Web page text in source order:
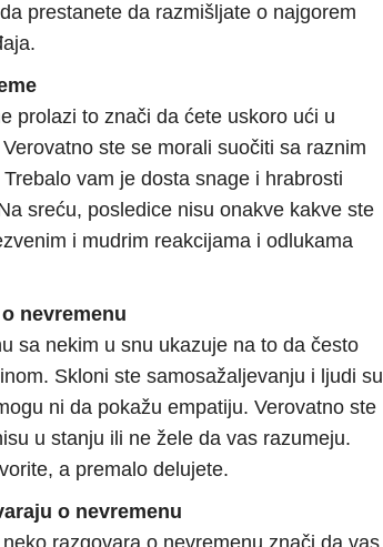
prestanete da razmišljate o najgorem
prolazi to znači da ćete uskoro ući u
ste se morali suočiti sa raznim
vam je dosta snage i hrabrosti
sreću, posledice nisu onakve kakve ste
i mudrim reakcijama i odlukama
nevremenu
sa nekim u snu ukazuje na to da često
Skloni ste samosažaljevanju i ljudi su
ni da pokažu empatiju. Verovatno ste
u stanju ili ne žele da vas razumeju.
a premalo delujete.
o nevremenu
razgovara o nevremenu znači da vas